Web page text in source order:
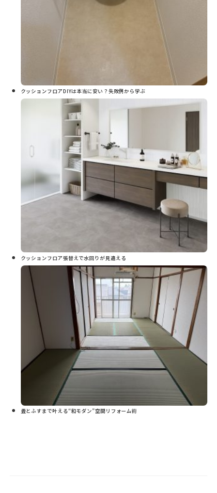
クッションフロアDIYは本当に安い？失敗例から学ぶ
クッションフロア張替えで水回りが見違える
畳とふすまで叶える“和モダン”空間リフォーム術